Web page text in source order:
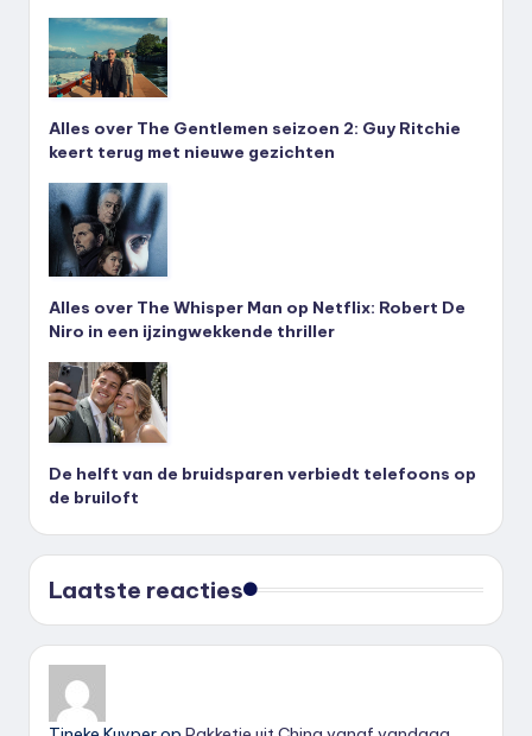
Alles over The Gentlemen seizoen 2: Guy Ritchie
keert terug met nieuwe gezichten
Alles over The Whisper Man op Netflix: Robert De
Niro in een ijzingwekkende thriller
De helft van de bruidsparen verbiedt telefoons op
de bruiloft
Laatste reacties